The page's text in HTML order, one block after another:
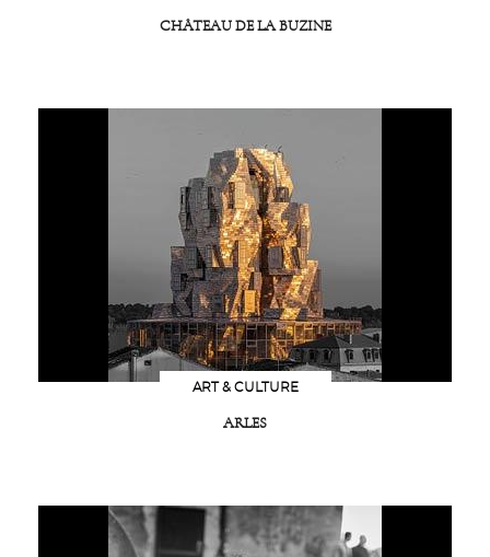
CHÂTEAU DE LA BUZINE
ART & CULTURE
ARLES